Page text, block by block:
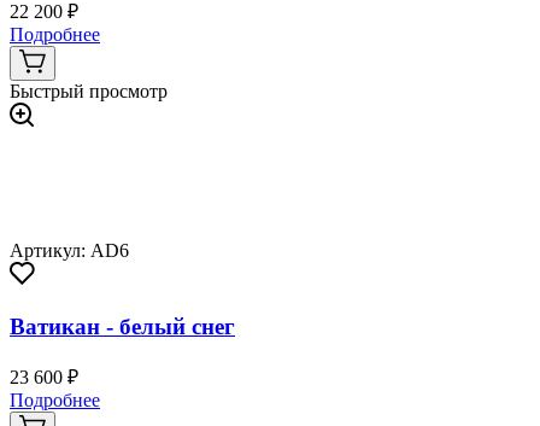
22 200 ₽
Подробнее
Быстрый просмотр
Артикул: AD6
Ватикан - белый снег
23 600 ₽
Подробнее